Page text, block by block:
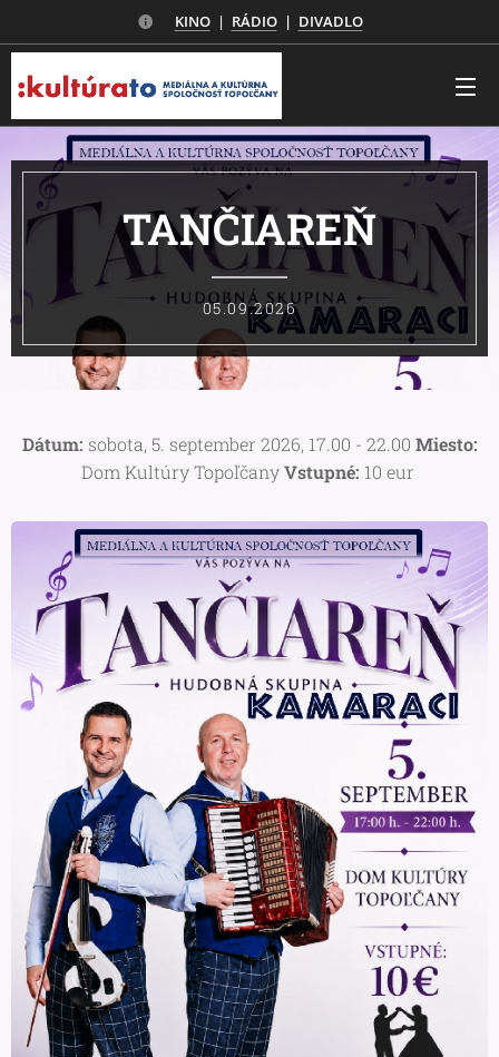
KINO| RÁDIO| DIVADLO
TANČIAREŇ
05.09.2026
Dátum: sobota, 5. september 2026, 17.00 - 22.00 Miesto:
Dom Kultúry TopoľčanyVstupné: 10 eur